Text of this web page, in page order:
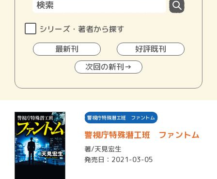
シリーズ・著者から探す
最新刊
好評既刊
次回の新刊→
警視庁特殊潜工班 ファントム
警視庁特殊潜工班 ファントム
著/天見宏生
発売日：2021-03-05